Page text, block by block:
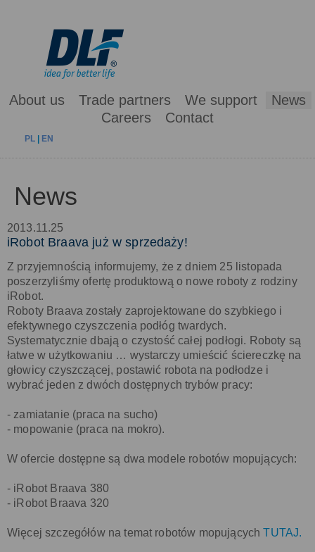
About us Trade partners We support
News
Careers
Contact
PL EN
News
2013.11.25
iRobot Braava już w sprzedaży!
Z przyjemnością informujemy, że z dniem 25 listopada
poszerzyliśmy ofertę produktową o nowe roboty z rodziny
iRobot.
Roboty Braava zostały zaprojektowane do szybkiego i
efektywnego czyszczenia podłóg twardych.
Systematycznie dbają o czystość całej podłogi. Roboty są
łatwe w użytkowaniu … wystarczy umieścić ściereczkę na
głowicy czyszczącej, postawić robota na podłodze i
wybrać jeden z dwóch dostępnych trybów pracy:
- zamiatanie (praca na sucho)
- mopowanie (praca na mokro).
W ofercie dostępne są dwa modele robotów mopujących:
- iRobot Braava 380
- iRobot Braava 320
Więcej szczegółów na temat robotów mopującychTUTAJ.